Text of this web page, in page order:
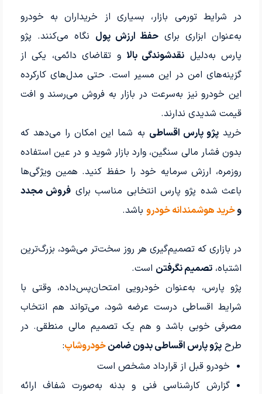
در شرایط تورمی بازار، بسیاری از خریداران به خودرو
به‌عنوان ابزاری برای حفظ ارزش پول نگاه می‌کنند. پژو
پارس به‌دلیل نقدشوندگی بالا و تقاضای دائمی، یکی از
گزینه‌های امن در این مسیر است. حتی مدل‌های کارکرده
این خودرو نیز به‌سرعت در بازار به فروش می‌رسند و افت
قیمت شدیدی ندارند.
خرید پژو پارس اقساطی به شما این امکان را می‌دهد که
بدون فشار مالی سنگین، وارد بازار شوید و در عین استفاده
روزمره، ارزش سرمایه خود را حفظ کنید. همین ویژگی‌ها
باعث شده پژو پارس انتخابی مناسب برای فروش مجدد
وخرید هوشمندانه خودروباشد.
در بازاری که تصمیم‌گیری هر روز سخت‌تر می‌شود، بزرگ‌ترین
اشتباه، تصمیم نگرفتن است.
پژو پارس، به‌عنوان خودرویی امتحان‌پس‌داده، وقتی با
شرایط اقساطی درست عرضه شود، می‌تواند هم انتخاب
مصرفی خوبی باشد و هم یک تصمیم مالی منطقی. در
طرح پژو پارس اقساطی بدون ضامنخودروشاپ:
خودرو قبل از قرارداد مشخص است
گزارش کارشناسی فنی و بدنه به‌صورت شفاف ارائه